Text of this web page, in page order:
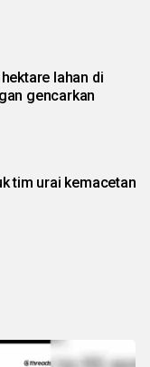
lahan di
gencarkan
tim urai kemacetan